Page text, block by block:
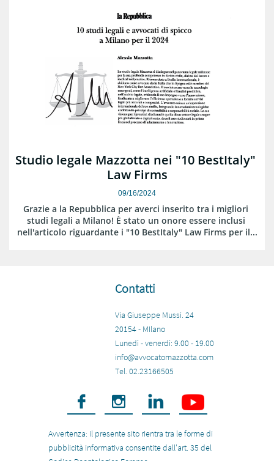
Grazie a la Repubblica per averci inserito tra i migliori
studi legali a Milano! È stato un onore essere inclusi
nell'articolo riguardante i "10 BestItaly" Law Firms per il...
09/16/2024
Studio legale Mazzotta nei "10 BestItaly"
Law Firms
Contatti
Via Giuseppe Mussi. 24
20154 - MIlano
​Lunedì - venerdì: 9.00 - 19.00​
info@avvocatomazzotta.com
Tel. 02.23166505
  
Avvertenza: il presente sito rientra tra le forme di
pubblicità informativa consentite dall'art. 35 del